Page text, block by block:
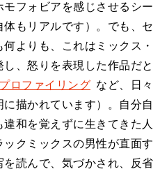
フォビアを感じさせるシー
もリアルです）。でも、セ
よりも、これはミックス・
、怒りを表現した作品だと
ロファイリング など、日々
描かれています）。自分自
和を覚えずに生きてきた人
クミックスの男性が直面す
読んで、気づかされ、反省